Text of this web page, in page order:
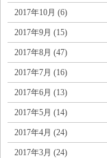
2017年10月 (6)
2017年9月 (15)
2017年8月 (47)
2017年7月 (16)
2017年6月 (13)
2017年5月 (14)
2017年4月 (24)
2017年3月 (24)